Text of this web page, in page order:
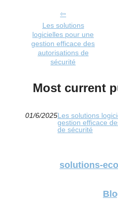
Les solutions
logicielles pour une
gestion efficace des
autorisations de
sécurité
Most current
01/6/2025Les solutions
gestion efficace
de sécurité
solutions-